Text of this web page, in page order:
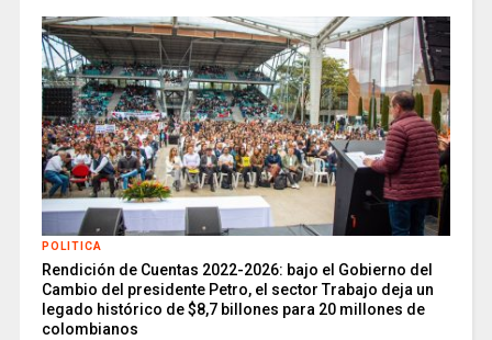
POLITICA
Rendición de Cuentas 2022-2026: bajo el Gobierno del
Cambio del presidente Petro, el sector Trabajo deja un
legado histórico de $8,7 billones para 20 millones de
colombianos